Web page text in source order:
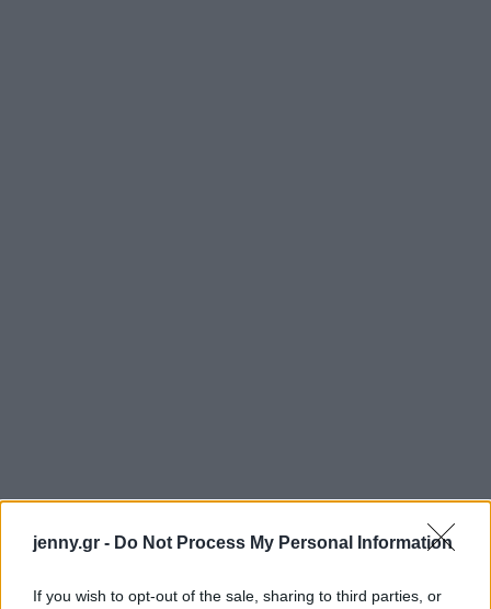
jenny.gr - Do Not Process My Personal Information
If you wish to opt-out of the sale, sharing to third parties, or